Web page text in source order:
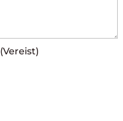
(Vereist)